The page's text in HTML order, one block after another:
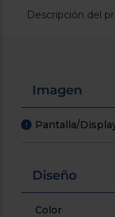
Descripción del
Imagen
! Pantalla/
Diseño
Color